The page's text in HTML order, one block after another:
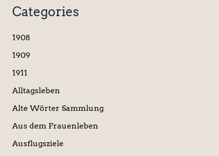
c
h
n
a
h
Categories
1908
1909
1911
Alltagsleben
Alte Wörter Sammlung
Aus dem Frauenleben
Ausflugsziele